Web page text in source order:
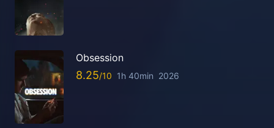
Obsession
8.25 1h 40min 2026